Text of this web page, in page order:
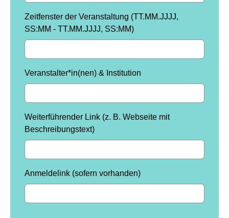
Zeitfenster der Veranstaltung (TT.MM.JJJJ,
SS:MM - TT.MM.JJJJ, SS:MM)
Veranstalter*in(nen) & Institution
Weiterführender Link (z. B. Webseite mit
Beschreibungstext)
Anmeldelink (sofern vorhanden)